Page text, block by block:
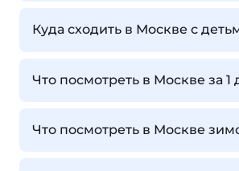
Куда сходить в Москве с
Что посмотреть в Москве за 1
Что посмотреть в Москве